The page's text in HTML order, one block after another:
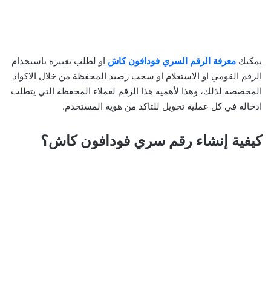
يمكنك معرفة الرقم السري فودافون كاش او لطلب تغييره باستخدام
الرقم القومي او الاستعلام او سحب رصيد المحفظة من خلال الاكواد
المخصصة لذلك، وهذا لأهمية هذا الرقم لعملاء المحفظة التي يتطلب
ادخاله في كل عملية تحويل للتاكد من هوية المستخدم.
كيفية إنشاء رقم سري فودافون كاش؟